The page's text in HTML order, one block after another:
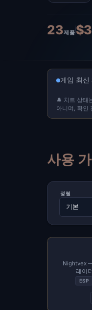
23제품$3
게임 최신
🔔 치트 상태
아니며, 확인
사용
정렬
Nightvex
레이
ESP